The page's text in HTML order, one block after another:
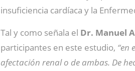
insuficiencia cardíaca y la
Tal y como señala el Dr. Manuel
participantes en este estudio, “en
afectación renal o de ambas. De